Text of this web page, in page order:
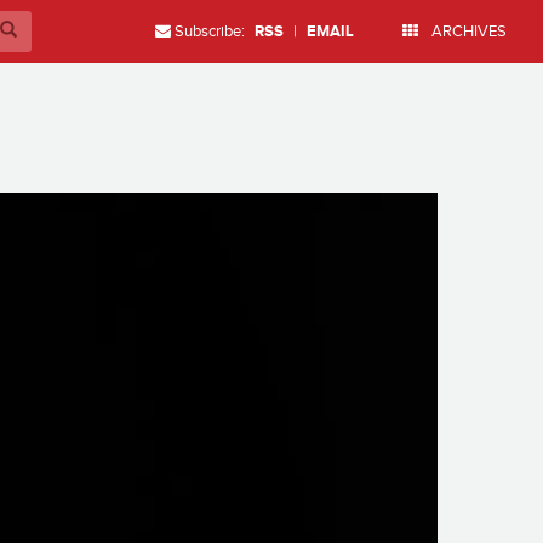
Subscribe: RSS | EMAIL ARCHIVES